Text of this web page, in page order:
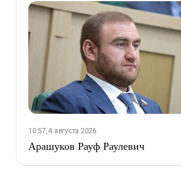
10:57, 4 августа 2026
Арашуков Рауф Раулевич